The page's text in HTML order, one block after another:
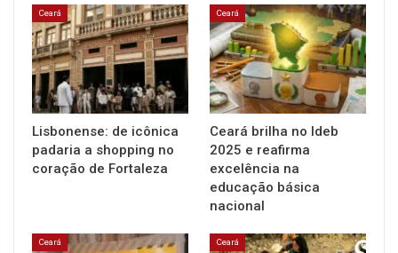
Ceará
Lisbonense: de icônica
padaria a shopping no
coração de Fortaleza
Ceará
Ceará brilha no Ideb
2025 e reafirma
excelência na
educação básica
nacional
Ceará Ceará